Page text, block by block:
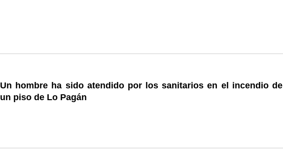
Un hombre ha sido atendido por los sanitarios en el incendio de
un piso de Lo Pagán